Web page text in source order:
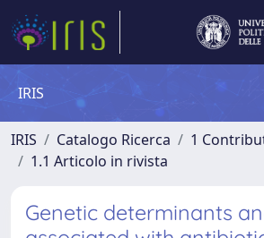
IRIS
IRIS Catalogo Ricerca
1
1.1 Articolo in rivista
Genetic determinants